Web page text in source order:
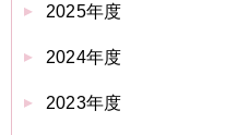
2025年度
2024年度
2023年度